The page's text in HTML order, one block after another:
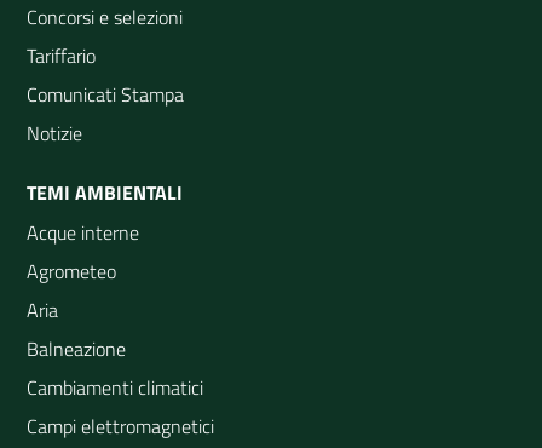
Concorsi e selezioni
Tariffario
Comunicati Stampa
Notizie
TEMI AMBIENTALI
Acque interne
Agrometeo
Aria
Balneazione
Cambiamenti climatici
Campi elettromagnetici